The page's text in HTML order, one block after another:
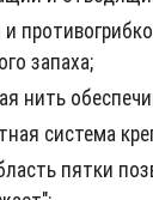
запаха;
нить
система
пятки